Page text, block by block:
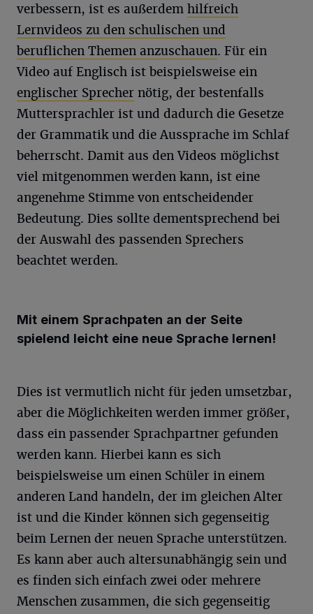
verbessern, ist es außerdem hilfreich
Lernvideos zu den schulischen und
beruflichen Themen anzuschauen. Für ein
Video auf Englisch ist beispielsweise ein
englischer Sprecher nötig, der bestenfalls
Muttersprachler ist und dadurch die Gesetze
der Grammatik und die Aussprache im Schlaf
beherrscht. Damit aus den Videos möglichst
viel mitgenommen werden kann, ist eine
angenehme Stimme von entscheidender
Bedeutung. Dies sollte dementsprechend bei
der Auswahl des passenden Sprechers
beachtet werden.
Mit einem Sprachpaten an der Seite
spielend leicht eine neue Sprache lernen!
Dies ist vermutlich nicht für jeden umsetzbar,
aber die Möglichkeiten werden immer größer,
dass ein passender Sprachpartner gefunden
werden kann. Hierbei kann es sich
beispielsweise um einen Schüler in einem
anderen Land handeln, der im gleichen Alter
ist und die Kinder können sich gegenseitig
beim Lernen der neuen Sprache unterstützen.
Es kann aber auch altersunabhängig sein und
es finden sich einfach zwei oder mehrere
Menschen zusammen, die sich gegenseitig